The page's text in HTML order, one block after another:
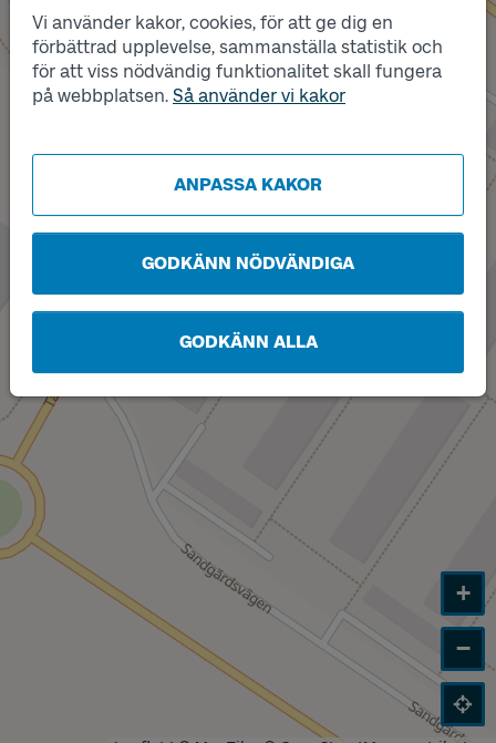
Vi använder kakor, cookies, för att ge dig en
förbättrad upplevelse, sammanställa statistik och
för att viss nödvändig funktionalitet skall fungera
på webbplatsen. Så använder vi kakor
ANPASSA KAKOR
GODKÄNN NÖDVÄNDIGA
GODKÄNN ALLA
Läge
A
Läge
+
−